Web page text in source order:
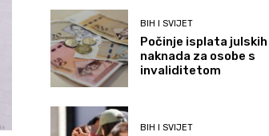
BIH I SVIJET
Počinje isplata julskih
naknada za osobe s
invaliditetom
BIH I SVIJET